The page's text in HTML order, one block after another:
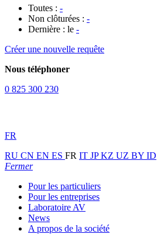
Toutes : -
Non clôturées : -
Dernière : le -
Créer une nouvelle requête
Nous téléphoner
0 825 300 230
FR
RU CN EN ES FR IT JPKZ UZ BY ID
Fermer
Pour les particuliers
Pour les entreprises
Laboratoire AV
News
A propos de la société